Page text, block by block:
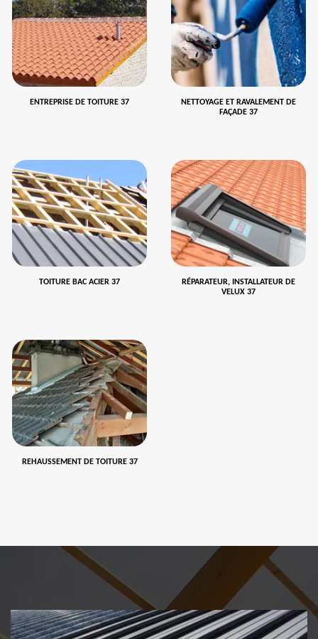
ENTREPRISE DE TOITURE 37
NETTOYAGE ET RAVALEMENT DE
FAÇADE 37
TOITURE BAC ACIER 37
RÉPARATEUR, INSTALLATEUR DE
VELUX 37
REHAUSSEMENT DE TOITURE 37